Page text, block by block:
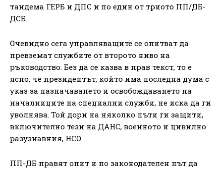
тандема ГЕРБ и ДПС и по един от триото ПП/ДБ-
ДСБ.
Очевидно сега управляващите се опитват да
превземат службите от второто ниво на
ръководство. Без да се казва в прав текст, то е
ясно, че президентът, който има последна дума с
указ за назначаването и освобождаването на
началниците на специални служби, не иска да ги
уволнява. Той дори на няколко пъти ги защити,
включително тези на ДАНС, военното и цивилно
разузнавния, НСО.
ПП-ДБ правят опит и по законодателен път да